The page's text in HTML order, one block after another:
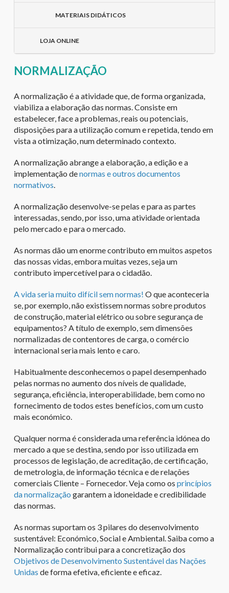
MATERIAIS DIDÁTICOS
LOJA ONLINE
NORMALIZAÇÃO
A normalização é a atividade que, de forma organizada,
viabiliza a elaboração das normas. Consiste em
estabelecer, face a problemas, reais ou potenciais,
disposições para a utilização comum e repetida, tendo em
vista a otimização, num determinado contexto.
A normalização abrange a elaboração, a edição e a
implementação denormas e outros documentos
normativos
A normalização desenvolve-se pelas e para as partes
interessadas, sendo, por isso, uma atividade orientada
pelo mercado e para o mercado.
As normas dão um enorme contributo em muitos aspetos
das nossas vidas, embora muitas vezes, seja um
contributo impercetível para o cidadão.
A vida seria muito difícil sem normas! O que aconteceria
se, por exemplo, não existissem normas sobre produtos
de construção, material elétrico ou sobre segurança de
equipamentos? A título de exemplo, sem dimensões
normalizadas de contentores de carga, o comércio
internacional seria mais lento e caro.
Habitualmente desconhecemos o papel desempenhado
pelas normas no aumento dos níveis de qualidade,
segurança, eficiência, interoperabilidade, bem como no
fornecimento de todos estes benefícios, com um custo
mais económico.
Qualquer norma é considerada uma referência idónea do
mercado a que se destina, sendo por isso utilizada em
processos de legislação, de acreditação, de certificação,
de metrologia, de informação técnica e de relações
comerciais Cliente – Fornecedor. Veja como os princípios
da normalização garantem a idoneidade e credibilidade
das normas.
As normas suportam os 3 pilares do desenvolvimento
sustentável: Económico, Social e Ambiental. Saiba como a
Normalização contribui para a concretização dos
Objetivos de Desenvolvimento Sustentável das Nações
Unidas de forma efetiva, eficiente e eficaz.